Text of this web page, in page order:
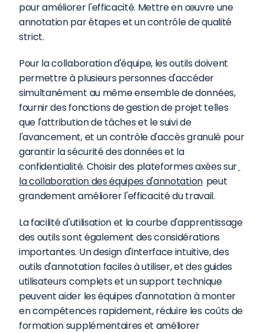
pour améliorer l'efficacité. Mettre en œuvre une
annotation par étapes et un contrôle de qualité
strict.
Pour la collaboration d'équipe, les outils doivent
permettre à plusieurs personnes d'accéder
simultanément au même ensemble de données,
fournir des fonctions de gestion de projet telles
que l'attribution de tâches et le suivi de
l'avancement, et un contrôle d'accès granulé pour
garantir la sécurité des données et la
confidentialité. Choisir des plateformes axées sur
la collaboration des équipes d'annotation peut
grandement améliorer l'efficacité du travail.
La facilité d'utilisation et la courbe d'apprentissage
des outils sont également des considérations
importantes. Un design d'interface intuitive, des
outils d'annotation faciles à utiliser, et des guides
utilisateurs complets et un support technique
peuvent aider les équipes d'annotation à monter
en compétences rapidement, réduire les coûts de
formation supplémentaires et améliorer